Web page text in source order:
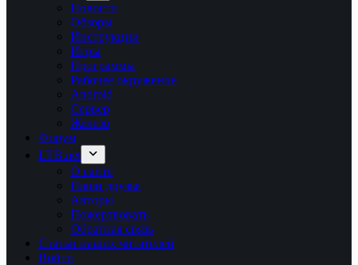
Новости
Обзоры
Инструкции
Игры
Программы
Рабочее окружение
Android
Сервер
Железо
Форум
LTB.net
О сайте
Наши друзья
Авторы
Пожертвовать
Обратная связь
Статьи наших читателей
Войти